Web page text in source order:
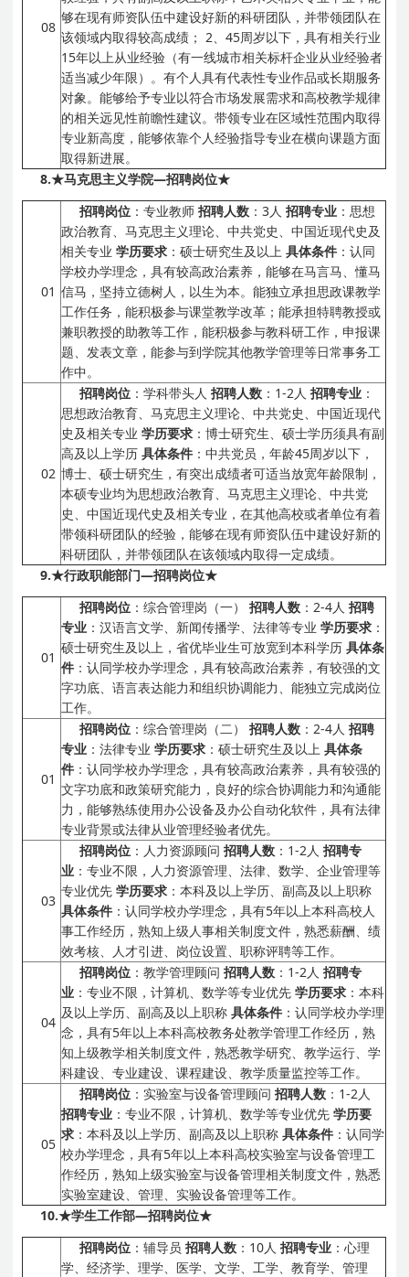
08
够在现有师资队伍中建设好新的科研团队，并带领团队在
该领域内取得较高成绩； 2、45周岁以下，具有相关行业
15年以上从业经验（有一线城市相关标杆企业从业经验者
适当减少年限）。有个人具有代表性专业作品或长期服务
对象。能够给予专业以符合市场发展需求和高校教学规律
的相关远见性前瞻性建议。带领专业在区域性范围内取得
专业新高度，能够依靠个人经验指导专业在横向课题方面
取得新进展。
8.★马克思主义学院—招聘岗位★
01
招聘岗位 ：专业教师 招聘人数 ：3人 招聘专业 ：思想
政治教育、马克思主义理论、中共党史、中国近现代史及
相关专业 学历要求 ：硕士研究生及以上 具体条件 ：认同
学校办学理念，具有较高政治素养，能够在马言马、懂马
信马，坚持立德树人，以生为本。能独立承担思政课教学
工作任务，能积极参与课堂教学改革；能承担特聘教授或
兼职教授的助教等工作，能积极参与教科研工作，申报课
题、发表文章，能参与到学院其他教学管理等日常事务工
作中。
02
招聘岗位 ：学科带头人 招聘人数 ：1-2人 招聘专业 ：
思想政治教育、马克思主义理论、中共党史、中国近现代
史及相关专业 学历要求 ：博士研究生、硕士学历须具有副
高及以上学历 具体条件 ：中共党员，年龄45周岁以下，
博士、硕士研究生，有突出成绩者可适当放宽年龄限制，
本硕专业均为思想政治教育、马克思主义理论、中共党
史、中国近现代史及相关专业，在其他高校或者单位有着
带领科研团队的经验，能够在现有师资队伍中建设好新的
科研团队，并带领团队在该领域内取得一定成绩。
9.★行政职能部门—招聘岗位★
01
招聘岗位 ：综合管理岗（一） 招聘人数 ：2-4人 招聘
专业 ：汉语言文学、新闻传播学、法律等专业 学历要求 ：
硕士研究生及以上，省优毕业生可放宽到本科学历 具体条
件 ：认同学校办学理念，具有较高政治素养，有较强的文
字功底、语言表达能力和组织协调能力、能独立完成岗位
工作。
01
招聘岗位 ：综合管理岗（二） 招聘人数 ：2-4人 招聘
专业 ：法律专业 学历要求 ：硕士研究生及以上 具体条
件 ：认同学校办学理念，具有较高政治素养，具有较强的
文字功底和政策研究能力，良好的综合协调能力和沟通能
力，能够熟练使用办公设备及办公自动化软件，具有法律
专业背景或法律从业管理经验者优先。
03
招聘岗位 ：人力资源顾问 招聘人数 ：1-2人 招聘专
业 ：专业不限，人力资源管理、法律、数学、企业管理等
专业优先 学历要求 ：本科及以上学历、副高及以上职称
具体条件 ：认同学校办学理念，具有5年以上本科高校人
事工作经历，熟知上级人事相关制度文件，熟悉薪酬、绩
效考核、人才引进、岗位设置、职称评聘等工作。
04
招聘岗位 ：教学管理顾问 招聘人数 ：1-2人 招聘专
业 ：专业不限，计算机、数学等专业优先 学历要求 ：本科
及以上学历、副高及以上职称 具体条件 ：认同学校办学理
念，具有5年以上本科高校教务处教学管理工作经历，熟
知上级教学相关制度文件，熟悉教学研究、教学运行、学
科建设、专业建设、课程建设、教学质量监控等工作。
05
招聘岗位 ：实验室与设备管理顾问 招聘人数 ：1-2人
招聘专业 ：专业不限，计算机、数学等专业优先 学历要
求 ：本科及以上学历、副高及以上职称 具体条件 ：认同学
校办学理念，具有5年以上本科高校实验室与设备管理工
作经历，熟知上级实验室与设备管理相关制度文件，熟悉
实验室建设、管理、实验设备管理等工作。
10.★学生工作部—招聘岗位★
招聘岗位 ：辅导员 招聘人数 ：10人 招聘专业 ：心理
学、经济学、理学、医学、文学、工学、教育学、管理